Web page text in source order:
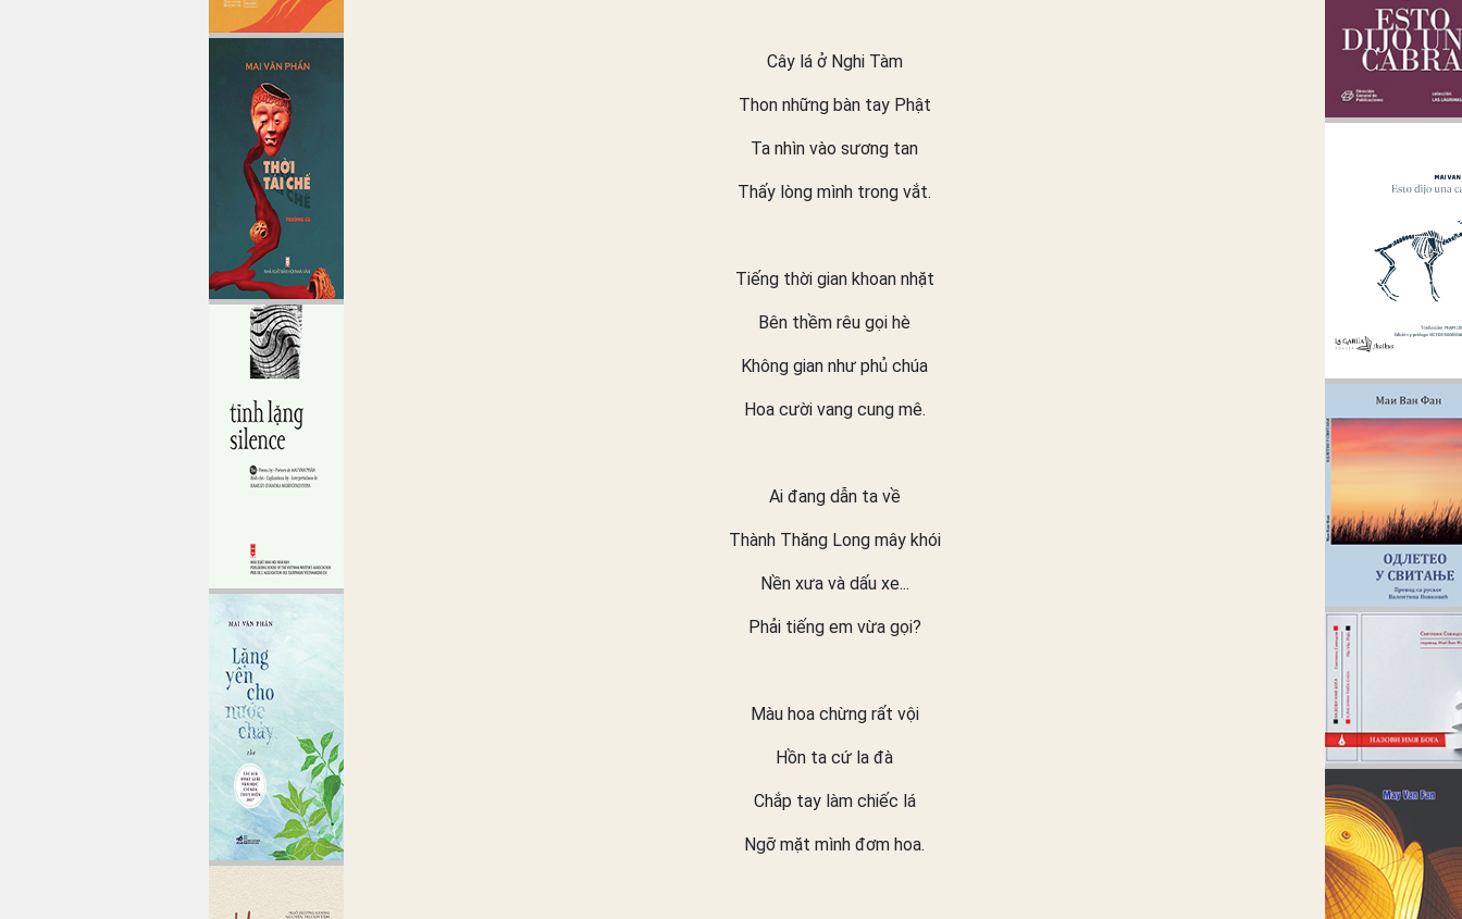
Cây lá ở Nghi Tàm
Thon những bàn tay Phật
Ta nhìn vào sương tan
Thấy lòng mình trong vắt.
Tiếng thời gian khoan nhặt
Bên thềm rêu gọi hè
Không gian như phủ chúa
Hoa cười vang cung mê.
Ai đang dẫn ta về
Thành Thăng Long mây khói
Nền xưa và dấu xe...
Phải tiếng em vừa gọi?
Màu hoa chừng rất vội
Hồn ta cứ la đà
Chắp tay làm chiếc lá
Ngỡ mặt mình đơm hoa.